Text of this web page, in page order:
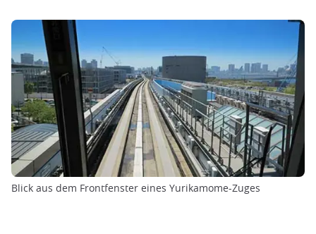
Blick aus dem Frontfenster eines Yurikamome-Zuges